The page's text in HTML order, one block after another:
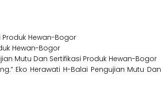
Hewan-Bogor
Hewan-Bogor
Mutu Dan Sertifikasi Produk Hewan-Bogor
Eko Herawati H-Balai Pengujian Mutu Dan